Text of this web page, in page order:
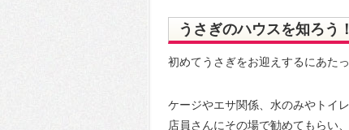
うさぎのハウスを知ろう！
初めてうさぎをお迎えするにあたっ
ケージやエサ関係、水のみやトイ
店員さんにその場で勧めてもらい